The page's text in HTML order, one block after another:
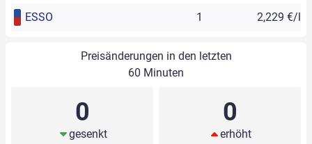
ESSO 1 2,229 €/l
Preisänderungen in den letzten
60 Minuten
0
gesenkt
0
erhöht